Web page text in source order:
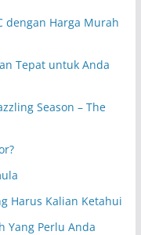
dengan Harga Murah
Tepat untuk Anda
Season – The
Harus Kalian Ketahui
Yang Perlu Anda